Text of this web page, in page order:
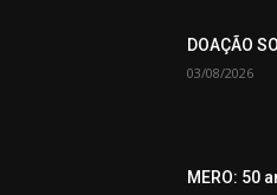
DOAÇÃO
03/08/2026
MERO: 50